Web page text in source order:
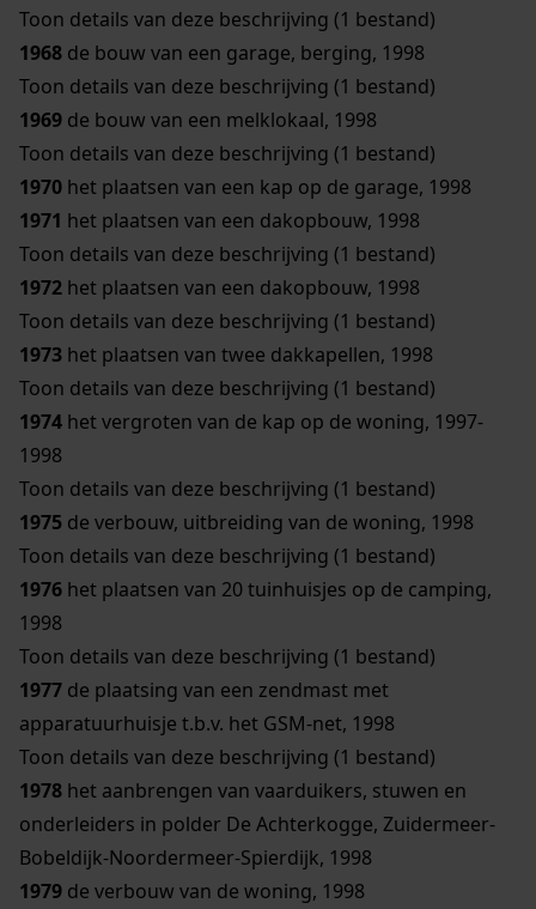
Toon details van deze beschrijving (1 bestand)
1968 de bouw van een garage, berging, 1998
Toon details van deze beschrijving (1 bestand)
1969 de bouw van een melklokaal, 1998
Toon details van deze beschrijving (1 bestand)
1970 het plaatsen van een kap op de garage, 1998
1971 het plaatsen van een dakopbouw, 1998
Toon details van deze beschrijving (1 bestand)
1972 het plaatsen van een dakopbouw, 1998
Toon details van deze beschrijving (1 bestand)
1973 het plaatsen van twee dakkapellen, 1998
Toon details van deze beschrijving (1 bestand)
1974 het vergroten van de kap op de woning, 1997-
1998
Toon details van deze beschrijving (1 bestand)
1975 de verbouw, uitbreiding van de woning, 1998
Toon details van deze beschrijving (1 bestand)
1976 het plaatsen van 20 tuinhuisjes op de camping,
1998
Toon details van deze beschrijving (1 bestand)
1977 de plaatsing van een zendmast met
apparatuurhuisje t.b.v. het GSM-net, 1998
Toon details van deze beschrijving (1 bestand)
1978 het aanbrengen van vaarduikers, stuwen en
onderleiders in polder De Achterkogge, Zuidermeer-
Bobeldijk-Noordermeer-Spierdijk, 1998
1979 de verbouw van de woning, 1998